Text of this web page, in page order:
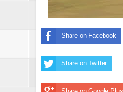
Share on Facebook
Share on Twitter